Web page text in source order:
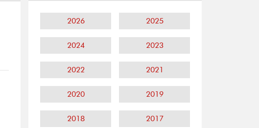
2026 2025
2024 2023
2022 2021
2020 2019
2018 2017